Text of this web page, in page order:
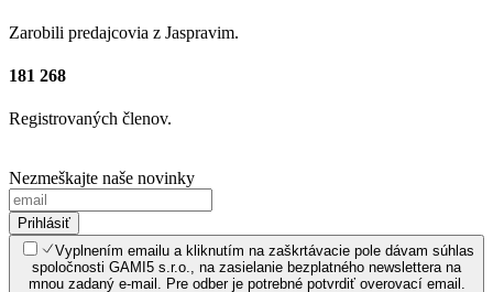
Zarobili predajcovia z Jaspravim.
181 268
Registrovaných členov.
Nezmeškajte naše novinky
Prihlásiť
Vyplnením emailu a kliknutím na zaškrtávacie pole dávam súhlas
spoločnosti GAMI5 s.r.o., na zasielanie bezplatného newslettera na
mnou zadaný e-mail. Pre odber je potrebné potvrdiť overovací email.